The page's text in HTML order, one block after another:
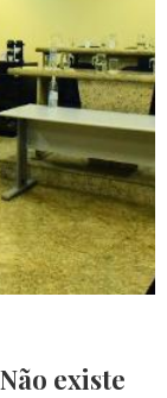
existe